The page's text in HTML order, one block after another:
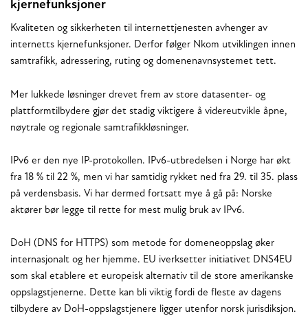
kjernefunksjoner
Kvaliteten og sikkerheten til internettjenesten avhenger av
internetts kjernefunksjoner. Derfor følger Nkom utviklingen innen
samtrafikk, adressering, ruting og domenenavnsystemet tett.
Mer lukkede løsninger drevet frem av store datasenter- og
plattformtilbydere gjør det stadig viktigere å videreutvikle åpne,
nøytrale og regionale samtrafikkløsninger.
IPv6 er den nye IP-protokollen. IPv6-utbredelsen i Norge har økt
fra 18 % til 22 %, men vi har samtidig rykket ned fra 29. til 35. plass
på verdensbasis. Vi har dermed fortsatt mye å gå på: Norske
aktører bør legge til rette for mest mulig bruk av IPv6.
DoH (DNS for HTTPS) som metode for domeneoppslag øker
internasjonalt og her hjemme. EU iverksetter initiativet DNS4EU
som skal etablere et europeisk alternativ til de store amerikanske
oppslagstjenerne. Dette kan bli viktig fordi de fleste av dagens
tilbydere av DoH-oppslagstjenere ligger utenfor norsk jurisdiksjon.